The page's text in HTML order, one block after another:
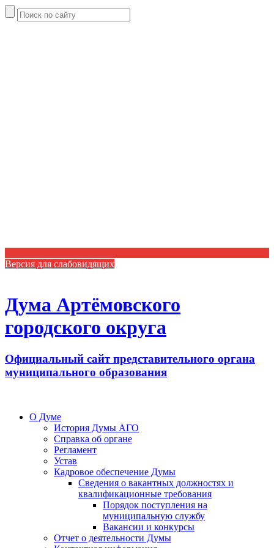
Версия для слабовидящих
Дума Артёмовского
городского округа
Официальный сайт представительного органа
муниципального образования
О Думе
История Думы АГО
Справка об органе
Регламент
Устав
Кадровое обеспечение Думы
Сведения о вакантных должностях и
квалификационные требования
Порядок поступления на
муниципальную службу
Вакансии и конкурсы
Отчет о деятельности Думы